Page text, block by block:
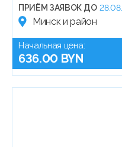
ПРИЁМ ЗАЯВОК ДО
Минск и район
Начальная цена:
636.00 BYN